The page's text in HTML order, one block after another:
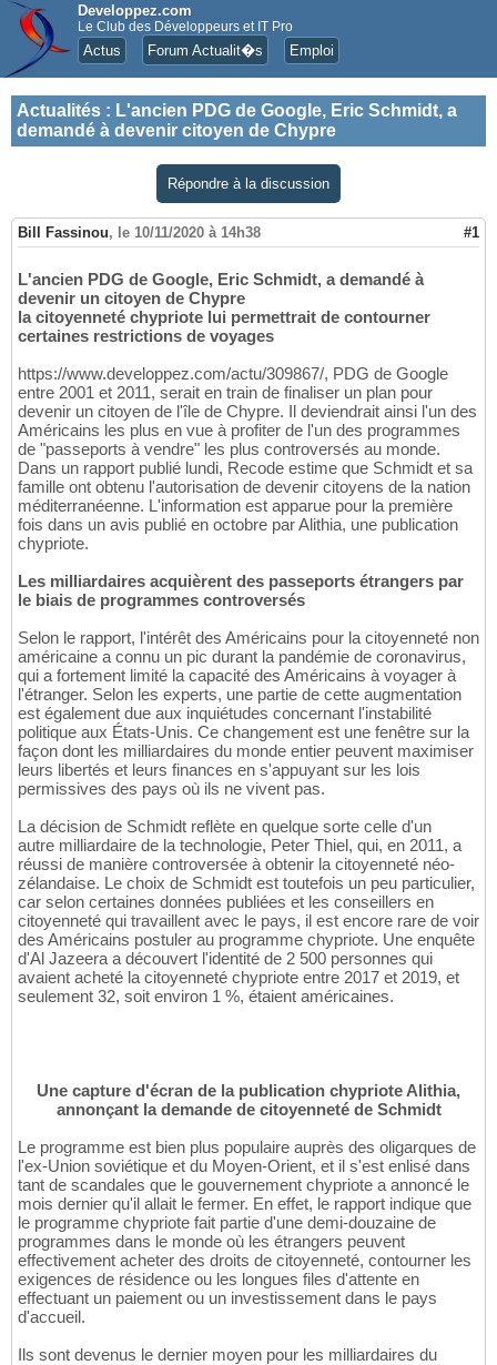
Developpez.com
Le Club des Développeurs et IT Pro
Actus Forum Actualit�s Emploi
Actualités : L'ancien PDG de Google, Eric Schmidt, a
demandé à devenir citoyen de Chypre
Répondre à la discussion
Bill Fassinou, le 10/11/2020 à 14h38 #1
L'ancien PDG de Google, Eric Schmidt, a demandé à
devenir un citoyen de Chypre
la citoyenneté chypriote lui permettrait de contourner
certaines restrictions de voyages
https://www.developpez.com/actu/309867/, PDG de Google
entre 2001 et 2011, serait en train de finaliser un plan pour
devenir un citoyen de l'île de Chypre. Il deviendrait ainsi l'un des
Américains les plus en vue à profiter de l'un des programmes
de "passeports à vendre" les plus controversés au monde.
Dans un rapport publié lundi, Recode estime que Schmidt et sa
famille ont obtenu l'autorisation de devenir citoyens de la nation
méditerranéenne. L'information est apparue pour la première
fois dans un avis publié en octobre par Alithia, une publication
chypriote.
Les milliardaires acquièrent des passeports étrangers par
le biais de programmes controversés
Selon le rapport, l'intérêt des Américains pour la citoyenneté non
américaine a connu un pic durant la pandémie de coronavirus,
qui a fortement limité la capacité des Américains à voyager à
l'étranger. Selon les experts, une partie de cette augmentation
est également due aux inquiétudes concernant l'instabilité
politique aux États-Unis. Ce changement est une fenêtre sur la
façon dont les milliardaires du monde entier peuvent maximiser
leurs libertés et leurs finances en s'appuyant sur les lois
permissives des pays où ils ne vivent pas.
La décision de Schmidt reflète en quelque sorte celle d'un
autre milliardaire de la technologie, Peter Thiel, qui, en 2011, a
réussi de manière controversée à obtenir la citoyenneté néo-
zélandaise. Le choix de Schmidt est toutefois un peu particulier,
car selon certaines données publiées et les conseillers en
citoyenneté qui travaillent avec le pays, il est encore rare de voir
des Américains postuler au programme chypriote. Une enquête
d'Al Jazeera a découvert l'identité de 2 500 personnes qui
avaient acheté la citoyenneté chypriote entre 2017 et 2019, et
seulement 32, soit environ 1 %, étaient américaines.
Une capture d'écran de la publication chypriote Alithia,
annonçant la demande de citoyenneté de Schmidt
Le programme est bien plus populaire auprès des oligarques de
l'ex-Union soviétique et du Moyen-Orient, et il s'est enlisé dans
tant de scandales que le gouvernement chypriote a annoncé le
mois dernier qu'il allait le fermer. En effet, le rapport indique que
le programme chypriote fait partie d'une demi-douzaine de
programmes dans le monde où les étrangers peuvent
effectivement acheter des droits de citoyenneté, contourner les
exigences de résidence ou les longues files d'attente en
effectuant un paiement ou un investissement dans le pays
d'accueil.
Ils sont devenus le dernier moyen pour les milliardaires du